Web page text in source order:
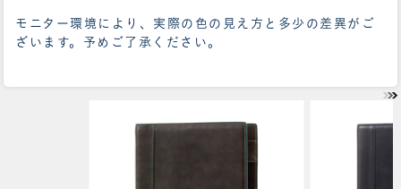
モニター環境により、実際の色の見え方と多少の差異がご
ざいます。予めご了承ください。